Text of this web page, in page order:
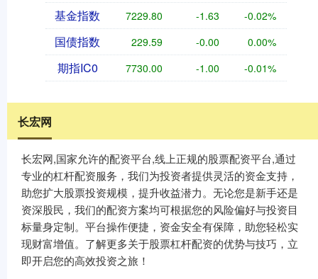
基金指数 7229.80 -1.63 -0.02%
国债指数 229.59 -0.00 0.00%
期指IC0 7730.00 -1.00 -0.01%
长宏网
长宏网,国家允许的配资平台,线上正规的股票配资平台,通过
专业的杠杆配资服务，我们为投资者提供灵活的资金支持，
助您扩大股票投资规模，提升收益潜力。无论您是新手还是
资深股民，我们的配资方案均可根据您的风险偏好与投资目
标量身定制。平台操作便捷，资金安全有保障，助您轻松实
现财富增值。了解更多关于股票杠杆配资的优势与技巧，立
即开启您的高效投资之旅！